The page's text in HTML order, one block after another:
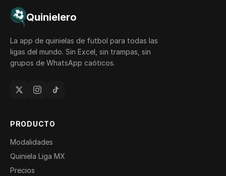
Quinielero
La app de quinielas de futbol para todas las
ligas del mundo. Sin Excel, sin trampas, sin
grupos de WhatsApp caóticos.
PRODUCTO
Modalidades
Quiniela Liga MX
Precios